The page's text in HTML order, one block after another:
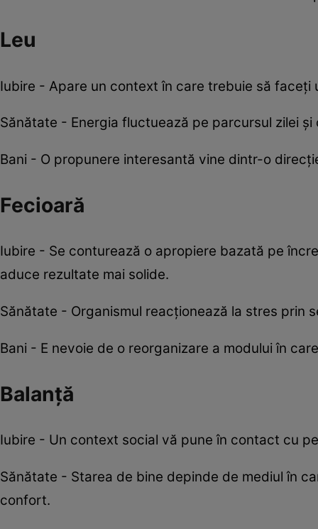
Leu
Iubire - Apare un context în care trebuie să faceți
Sănătate - Energia fluctuează pe parcursul zilei
Bani - O propunere interesantă vine dintr-o
Fecioară
Iubire - Se conturează o apropiere bazată pe
aduce rezultate mai solide.
Sănătate - Organismul reacționează la stres prin
Bani - E nevoie de o reorganizare a modului în
Balanță
Iubire - Un context social vă pune în contact cu
Sănătate - Starea de bine depinde de mediul în
confort.